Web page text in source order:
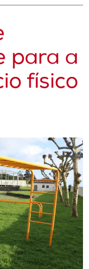
para a
físico